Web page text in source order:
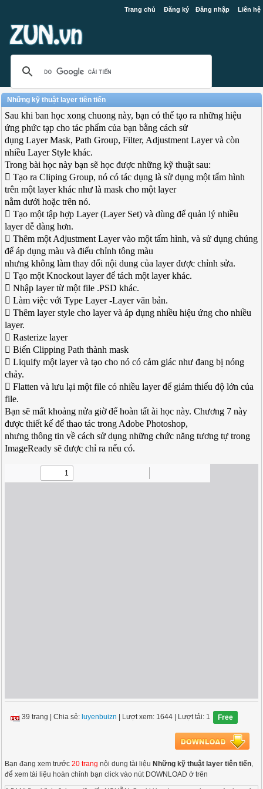
Trang chủ Đăng ký Đăng nhập Liên hệ
Những kỹ thuật layer tiên tiến
Sau khi ban học xong chuong này, bạn có thể tạo ra những hiệu
ứng phức tạp cho tác phẩm của bạn bằng cách sử
dụng Layer Mask, Path Group, Filter, Adjustment Layer và còn
nhiều Layer Style khác.
Trong bài học này bạn sẽ học được những kỹ thuật sau:
 Tạo ra Cliping Group, nó có tác dụng là sử dụng một tấm hình
trên một layer khác như là mask cho một layer
nằm dưới hoặc trên nó.
 Tạo một tập hợp Layer (Layer Set) và dùng để quản lý nhiều
layer dễ dàng hơn.
 Thêm một Adjustment Layer vào một tấm hình, và sử dụng chúng
để áp dụng màu và điểu chỉnh tông màu
nhưng không làm thay đổi nội dung của layer được chỉnh sửa.
 Tạo một Knockout layer để tách một layer khác.
 Nhập layer từ một file .PSD khác.
 Làm việc với Type Layer -Layer văn bản.
 Thêm layer style cho layer và áp dụng nhiều hiệu ứng cho nhiều
layer.
 Rasterize layer
 Biến Clipping Path thành mask
 Liquify một layer và tạo cho nó có cảm giác như đang bị nóng
chảy.
 Flatten và lưu lại một file có nhiều layer để giảm thiểu độ lớn của
file.
Bạn sẽ mất khoảng nửa giờ để hoàn tất ài học này. Chương 7 này
được thiết kế để thao tác trong Adobe Photoshop,
nhưng thông tin về cách sử dụng những chức năng tương tự trong
ImageReady sẽ được chỉ ra nếu có.
39 trang |Chia sẻ: luyenbuizn | Lượt xem: 1644 | Lượt tải: 1 Free
Bạn đang xem trước20 trang nội dung tài liệu Những kỹ thuật layer tiên tiến,
để xem tài liệu hoàn chỉnh bạn click vào nút DOWNLOAD ở trên